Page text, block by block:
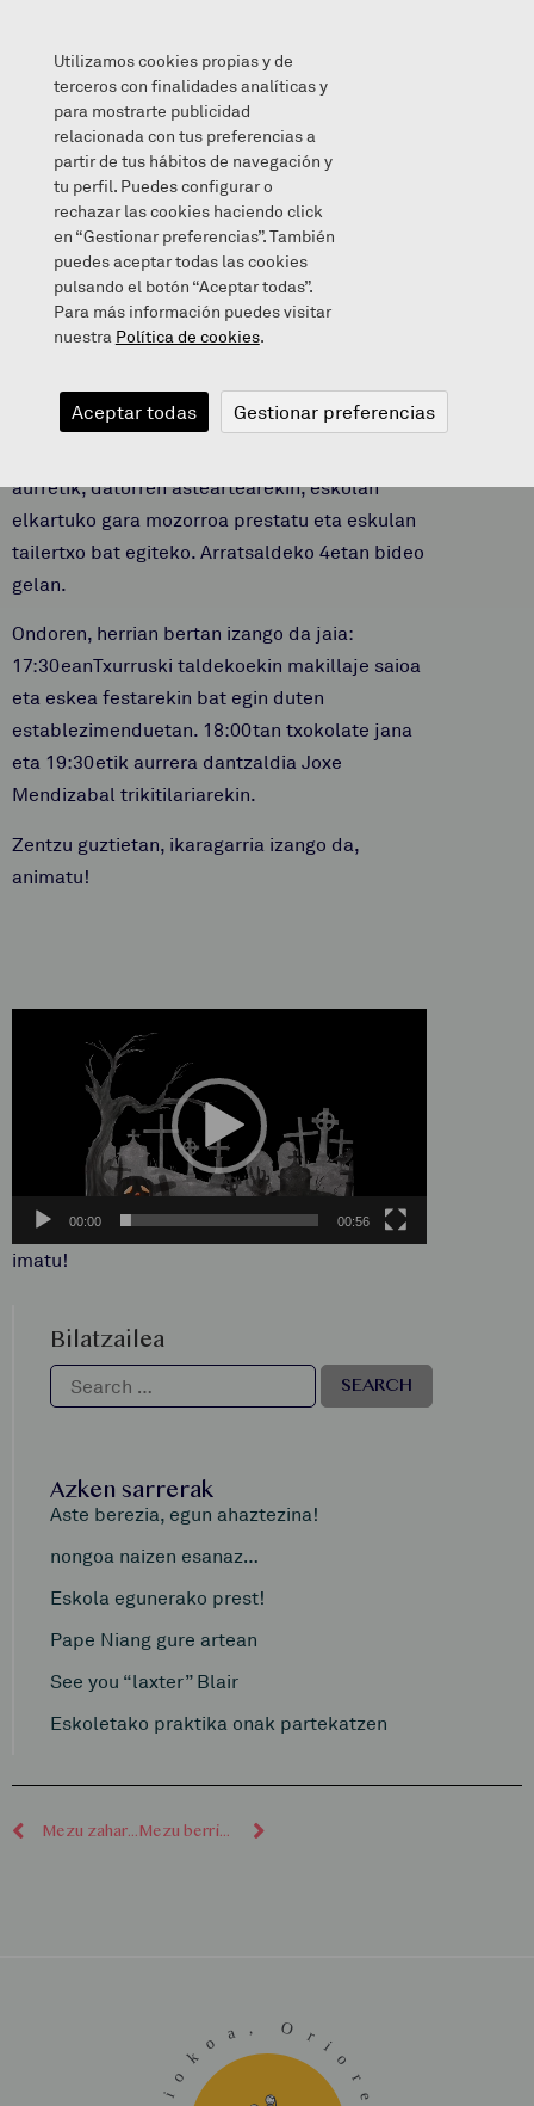
Berriak/Gau Beltza
October 29, 2023
Gau Beltza
aurretik, datorren asteartearekin, eskolan
elkartuko gara mozorroa prestatu eta eskulan
tailertxo bat egiteko. Arratsaldeko 4etan bideo
gelan.
Ondoren, herrian bertan izango da jaia:
17:30eanTxurruski taldekoekin makillaje saioa
eta eskea festarekin bat egin duten
establezimenduetan. 18:00tan txokolate jana
eta 19:30etik aurrera dantzaldia Joxe
Mendizabal trikitilariarekin.
Zentzu guztietan, ikaragarria izango da,
animatu!
00:00 00:56
imatu!
Bilatzailea
Azken sarrerak
Aste berezia, egun ahaztezina!
nongoa naizen esanaz…
Eskola egunerako prest!
Pape Niang gure artean
See you “laxter” Blair
Eskoletako praktika onak partekatzen
Mezu zaharragoak Mezu berriagoak
Utilizamos cookies propias y de
terceros con finalidades analíticas y
para mostrarte publicidad
relacionada con tus preferencias a
partir de tus hábitos de navegación y
tu perfil. Puedes configurar o
rechazar las cookies haciendo click
en “Gestionar preferencias”. También
puedes aceptar todas las cookies
pulsando el botón “Aceptar todas”.
Para más información puedes visitar
nuestra Política de cookies.
Aceptar todas Gestionar preferencias